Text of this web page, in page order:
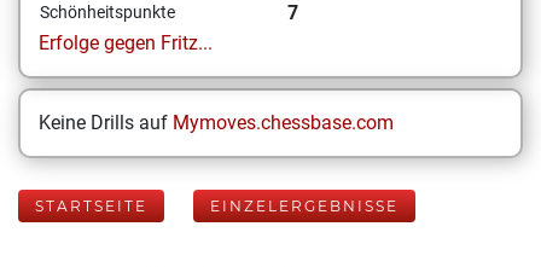
Schönheitspunkte
7
Erfolge gegen Fritz...
Keine Drills auf Mymoves.chessbase.com
STARTSEITE EINZELERGEBNISSE